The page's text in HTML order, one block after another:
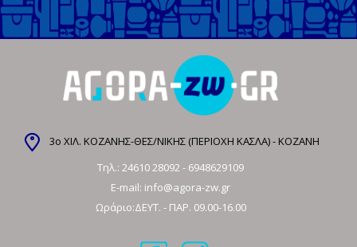
3ο ΧΙΛ. ΚΟΖΑΝΗΣ-ΘΕΣ/ΝΙΚΗΣ (ΠΕΡΙΟΧΗ ΚΑΣΛΑ) - ΚΟΖΑΝΗ
Τηλ.: 24610 28092- 6948629109
E-mail: info@agora-zw.gr
Ωράριο:ΔΕΥΤ. - ΠΑΡ. 09.00-16.00